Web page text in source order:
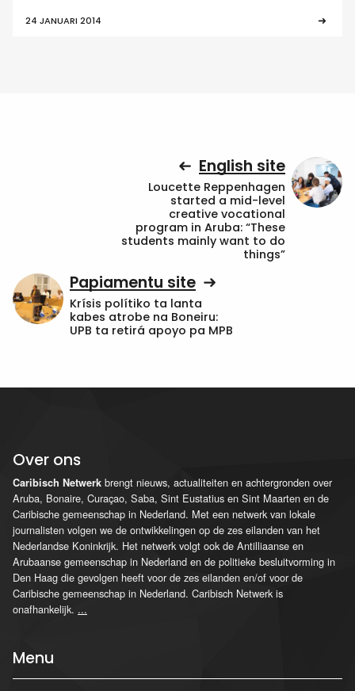
24 JANUARI 2014
English site
Loucette Reppenhagen
started a mid-level
creative vocational
program in Aruba: “These
students mainly want to do
things”
Papiamentu site
Krísis polítiko ta lanta
kabes atrobe na Boneiru:
UPB ta retirá apoyo pa MPB
Over ons
Caribisch Netwerk brengt nieuws, actualiteiten en achtergronden over
Aruba, Bonaire, Curaçao, Saba, Sint Eustatius en Sint Maarten en de
Caribische gemeenschap in Nederland. Met een netwerk van lokale
journalisten volgen we de ontwikkelingen op de zes eilanden van het
Nederlandse Koninkrijk. Het netwerk volgt ook de Antilliaanse en
Arubaanse gemeenschap in Nederland en de politieke besluitvorming in
Den Haag die gevolgen heeft voor de zes eilanden en/of voor de
Caribische gemeenschap in Nederland. Caribisch Netwerk is
onafhankelijk. ...
Menu